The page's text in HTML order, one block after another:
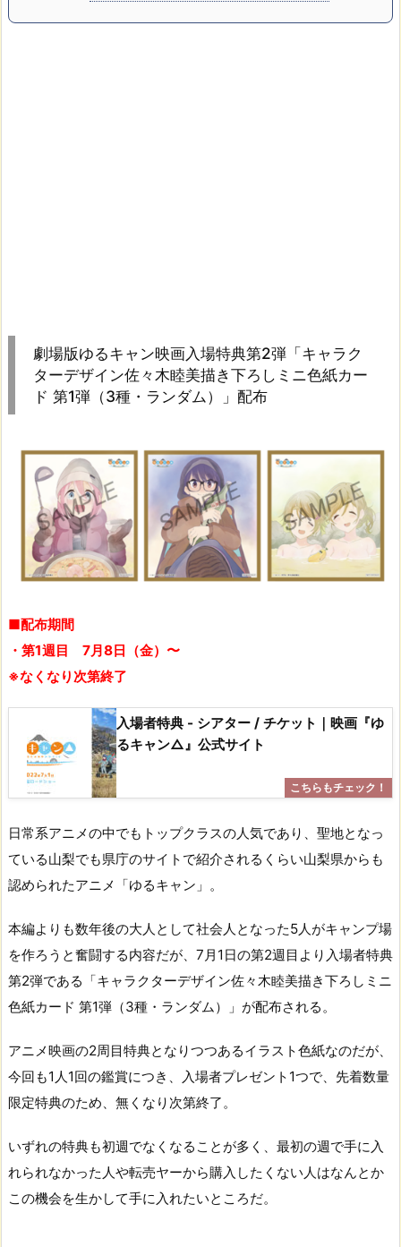
劇場版ゆるキャン映画入場特典第2弾「キャラク
ターデザイン佐々木睦美描き下ろしミニ色紙カー
ド 第1弾（3種・ランダム）」配布
■配布期間
・第1週目 7月8日（金）〜
※なくなり次第終了
入場者特典 - シアター / チケット｜映画『ゆ
るキャン△』公式サイト
日常系アニメの中でもトップクラスの人気であり、聖地となっ
ている山梨でも県庁のサイトで紹介されるくらい山梨県からも
認められたアニメ「ゆるキャン」。
本編よりも数年後の大人として社会人となった5人がキャンプ場
を作ろうと奮闘する内容だが、7月1日の第2週目より入場者特典
第2弾である「キャラクターデザイン佐々木睦美描き下ろしミニ
色紙カード 第1弾（3種・ランダム）」が配布される。
アニメ映画の2周目特典となりつつあるイラスト色紙なのだが、
今回も1人1回の鑑賞につき、入場者プレゼント1つで、先着数量
限定特典のため、無くなり次第終了。
いずれの特典も初週でなくなることが多く、最初の週で手に入
れられなかった人や転売ヤーから購入したくない人はなんとか
この機会を生かして手に入れたいところだ。